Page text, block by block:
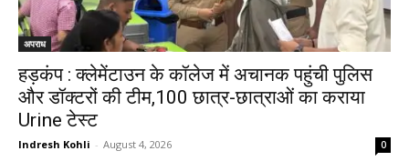
अपराध
हड़कंप : क्लेमेंटाउन के कॉलेज में अचानक पहुंची पुलिस
और डॉक्टरों की टीम,100 छात्र-छात्राओं का कराया
Urine टेस्ट
Indresh Kohli - August 4, 2026 0